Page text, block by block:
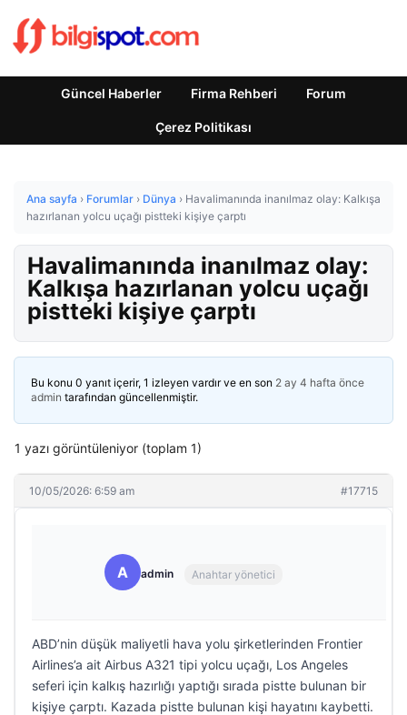
Güncel Haberler Firma Rehberi Forum
Çerez Politikası
Ana sayfa › Forumlar › Dünya › Havalimanında inanılmaz olay: Kalkışa
hazırlanan yolcu uçağı pistteki kişiye çarptı
Havalimanında inanılmaz olay:
Kalkışa hazırlanan yolcu uçağı
pistteki kişiye çarptı
Bu konu 0 yanıt içerir, 1 izleyen vardır ve en son 2 ay 4 hafta önce
admin tarafından güncellenmiştir.
1 yazı görüntüleniyor (toplam 1)
10/05/2026: 6:59 am #17715
A admin Anahtar yönetici
ABD’nin düşük maliyetli hava yolu şirketlerinden Frontier
Airlines’a ait Airbus A321 tipi yolcu uçağı, Los Angeles
seferi için kalkış hazırlığı yaptığı sırada pistte bulunan bir
kişiye çarptı. Kazada pistte bulunan kişi hayatını kaybetti.